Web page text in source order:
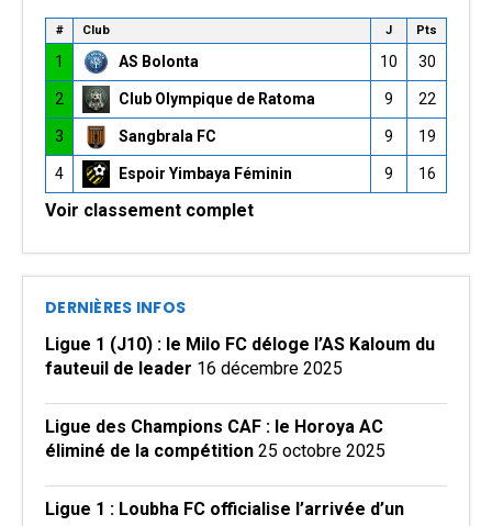
# Club J Pts
1 AS Bolonta 10 30
2 Club Olympique de Ratoma 9 22
3 Sangbrala FC 9 19
4 Espoir Yimbaya Féminin 9 16
Voir classement complet
DERNIÈRES INFOS
Ligue 1 (J10) : le Milo FC déloge l’AS Kaloum du
fauteuil de leader 16 décembre 2025
Ligue des Champions CAF : le Horoya AC
éliminé de la compétition 25 octobre 2025
Ligue 1 : Loubha FC officialise l’arrivée d’un